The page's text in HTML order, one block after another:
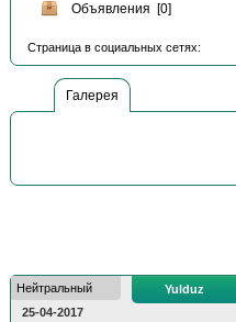
Объявления [0]
Страница в социальных сетях:
Галерея
Нейтральный
25-04-2017
Yulduz